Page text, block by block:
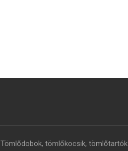
Tömlődobok, tömlőkocsik, tömlőtartók